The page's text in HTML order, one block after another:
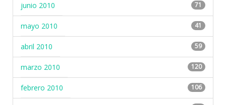
junio 2010 71
mayo 2010 41
abril 2010 59
marzo 2010 120
febrero 2010 106